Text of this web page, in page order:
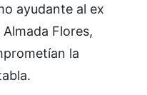
ayudante al ex
Flores,
la